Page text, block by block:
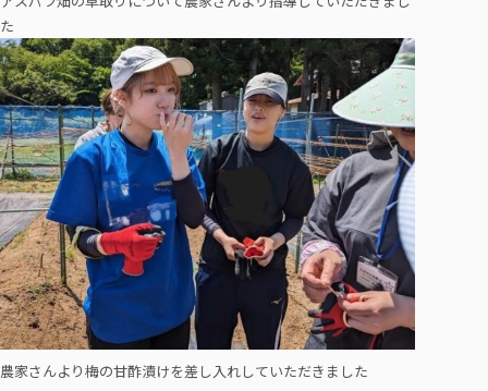
た
農家さんより梅の甘酢漬けを差し入れしていただきました